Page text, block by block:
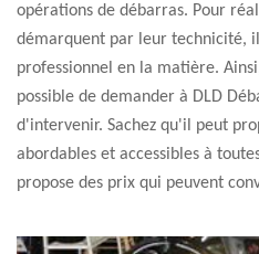
opérations de débarras. Pour
démarquent par leur technicité,
professionnel en la matière.
possible de demander à DLD
d'intervenir. Sachez qu'il peut
abordables et accessibles à
propose des prix qui peuvent